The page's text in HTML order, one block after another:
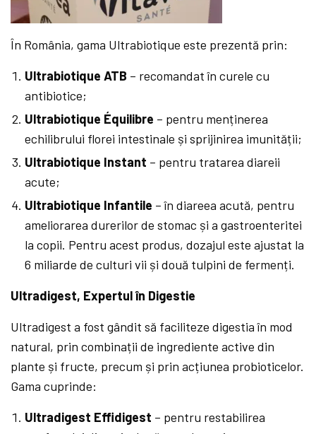
În România, gama Ultrabiotique este prezentă prin:
Ultrabiotique ATB – recomandat în curele cu
antibiotice;
Ultrabiotique Équilibre – pentru menținerea
echilibrului florei intestinale și sprijinirea imunității;
Ultrabiotique Instant – pentru tratarea diareii
acute;
Ultrabiotique Infantile – în diareea acută, pentru
ameliorarea durerilor de stomac și a gastroenteritei
la copii. Pentru acest produs, dozajul este ajustat la
6 miliarde de culturi vii și două tulpini de fermenți.
Ultradigest, Expertul în Digestie
Ultradigest a fost gândit să faciliteze digestia în mod
natural, prin combinații de ingrediente active din
plante și fructe, precum și prin acțiunea probioticelor.
Gama cuprinde:
Ultradigest Effidigest – pentru restabilirea